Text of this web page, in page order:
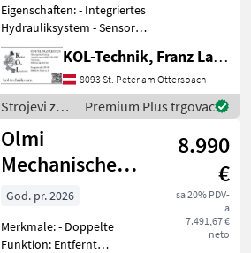
Eigenschaften: - Integriertes
Hydrauliksystem - Sensor
für präzises Arbeiten
zwischen Rebstöcken - Zwei
hydraulisch kippbare
Scheiben (beidseitig) -
Dreipunktanb
KOL-Technik, Franz Lampl-Küssner
8093 St. Peter am Ottersbach
Strojevi za
vinogradarstvo
/ Olmi
Premium Plus trgovac
Olmi
Mechanische
Gras- und
Stockbürste
einseitig
8.990
€
sa 20% PDV-
a
7.491,67 €
neto
God. pr. 2026
Merkmale: - Doppelte
Funktion: Entfernt